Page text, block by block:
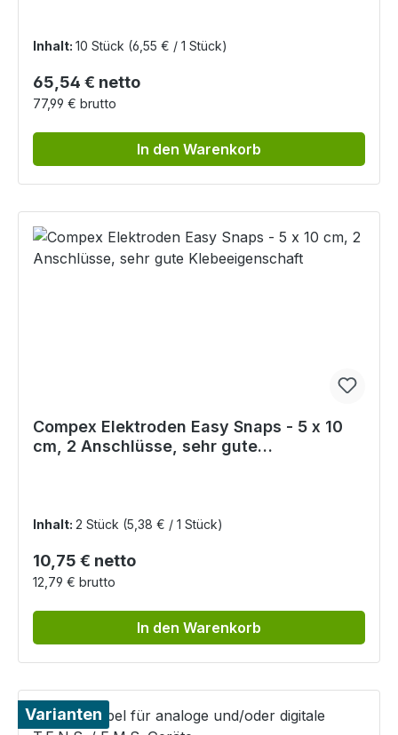
Inhalt: 10 Stück (6,55 € / 1 Stück)
Regulärer Preis:
65,54 € netto
77,99 € brutto
In den Warenkorb
Compex Elektroden Easy Snaps - 5 x 10
cm, 2 Anschlüsse, sehr gute
Inhalt: 2 Stück (5,38 € / 1 Stück)
Regulärer Preis:
10,75 € netto
12,79 € brutto
In den Warenkorb
Varianten